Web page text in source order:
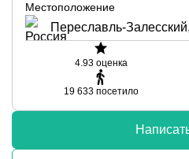
Местоположение
Переславль-
4.93оценка
19 633 посетило